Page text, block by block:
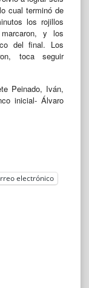
cual terminó de
los rojillos
y los
del final. Los
toca seguir
Peinado, Iván,
inicial- Álvaro
electrónico